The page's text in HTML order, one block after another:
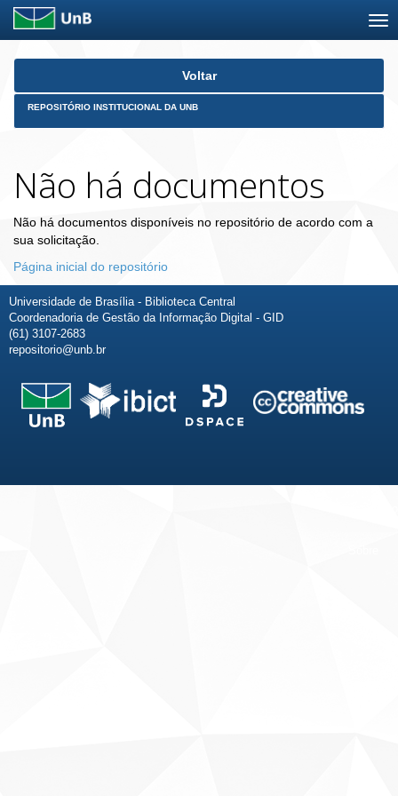
Skip
Voltar
REPOSITÓRIO INSTITUCIONAL DA UNB
Não há documentos
Não há documentos disponíveis no repositório de acordo com a
sua solicitação.
Página inicial do repositório
Universidade de Brasília - Biblioteca Central
Coordenadoria de Gestão da Informação Digital - GID
(61) 3107-2683
repositorio@unb.br